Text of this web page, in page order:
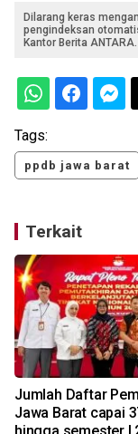
Dilarang keras
pengindeksan
Kantor Berita ANTARA.
Tags:
ppdb jawa barat
Terkait
Jumlah Daftar
Jawa Barat capai